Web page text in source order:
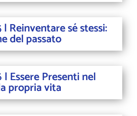
Reinventare sé stessi:
del passato
Essere Presenti nel
propria vita